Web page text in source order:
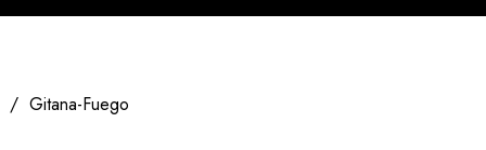
Gitana-Fuego